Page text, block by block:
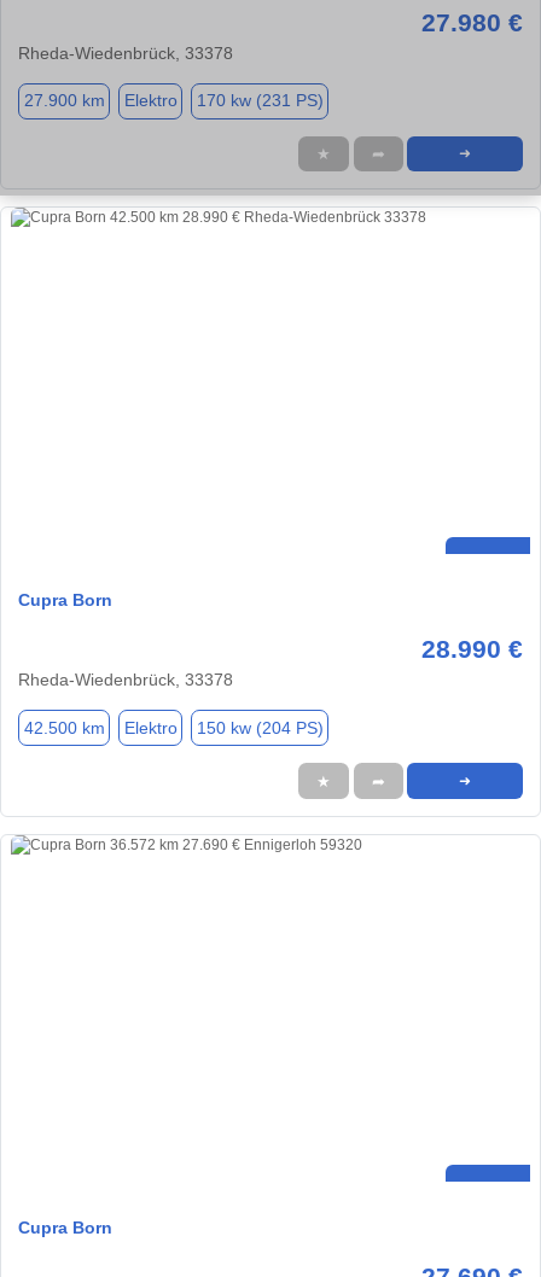
27.980 €
Rheda-Wiedenbrück, 33378
27.900 km Elektro 170 kw (231 PS)
★ ➦ ➜
Cupra Born
28.990 €
Rheda-Wiedenbrück, 33378
42.500 km Elektro 150 kw (204 PS)
★ ➦ ➜
Cupra Born